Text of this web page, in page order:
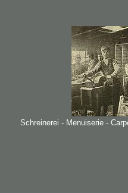
Schreinerei - Menuiserie -